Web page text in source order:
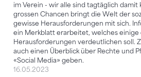
im Verein - wir alle sind tagtäglich
grossen Chancen bringt die Welt der
gewisse Herausforderungen mit sich.
ein Merkblatt erarbeitet, welches einige
Herausforderungen verdeutlichen soll.
auch einen Überblick über Rechte und
«Social Media» geben.
16.05.2023